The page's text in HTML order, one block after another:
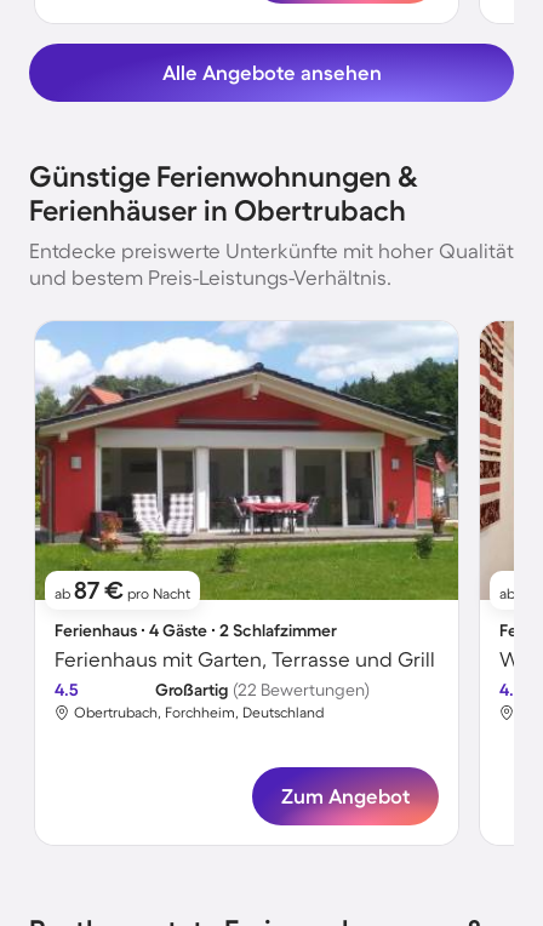
Alle Angebote ansehen
Günstige Ferienwohnungen &
Ferienhäuser in Obertrubach
Entdecke preiswerte Unterkünfte mit hoher Qualität
und bestem Preis-Leistungs-Verhältnis.
ab 87 € pro Nacht
Ferienhaus ∙ 4 Gäste ∙ 2 Schlafzimmer
Ferienhaus mit Garten, Terrasse und Grill
4.5 Großartig (22 Bewertungen)
Obertrubach, Forchheim, Deutschland
Zum Angebot
ab
4.5